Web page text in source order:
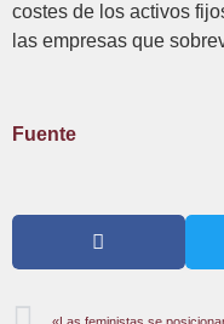
costes de los activos
las empresas que
Fuente